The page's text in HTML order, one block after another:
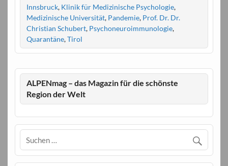
Innsbruck, Klinik für Medizinische Psychologie,
Medizinische Universität, Pandemie, Prof. Dr. Dr.
Christian Schubert, Psychoneuroimmunologie,
Quarantäne,Tirol
ALPENmag – das Magazin für die schönste
Region der Welt